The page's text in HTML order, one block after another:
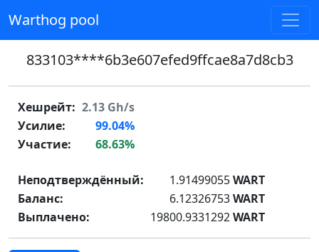
Warthog pool
833103****6b3e607efed9ffcae8a7d8cb3
Хешрейт: 2.13 Gh/s
Усилие:
99.04%
Участие:
68.63%
Неподтверждённый: 1.91499055WART
Баланс:
6.12326753WART
Выплачено:
19800.9331292WART